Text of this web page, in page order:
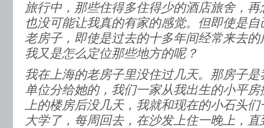
旅行中，那些住得多住得少的酒店旅舍，
也没可能让我真的有家的感觉。但即使是
老房子，即使是过去的十多年间经常来去
我又是怎么定位那些地方的呢？
我在上海的老房子里没住过几天。那房子
单位分给她的，我们一家从我出生的小平
上的楼房后没几天，我就和现在的小石头
大学了，每周回去，在沙发上住一晚上，